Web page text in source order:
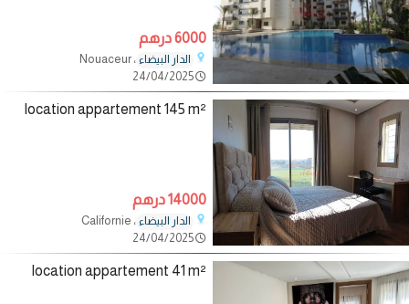
6000 درهم
الدار البيضاء ، Nouaceur
24/04/2025
location appartement 145 m²
14000 درهم
الدار البيضاء ، Californie
24/04/2025
location appartement 41 m²